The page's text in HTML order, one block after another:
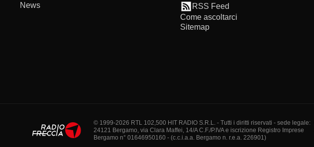
News
RSS Feed
Come ascoltarci
Sitemap
© 1999-2026 RTL 102,500 HIT RADIO S.R.L. - Tutti i diritti riservati - sede legale:
24121 Bergamo, via Clara Maffei, 14/A C.F./P.IVA e iscrizione Registro Imprese
Bergamo n° 01646950160 - (c.c.i.a.a. Bergamo n. r.e.a. 226901)